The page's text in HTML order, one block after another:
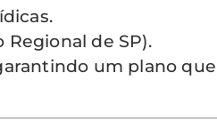
de SP).
um plano que